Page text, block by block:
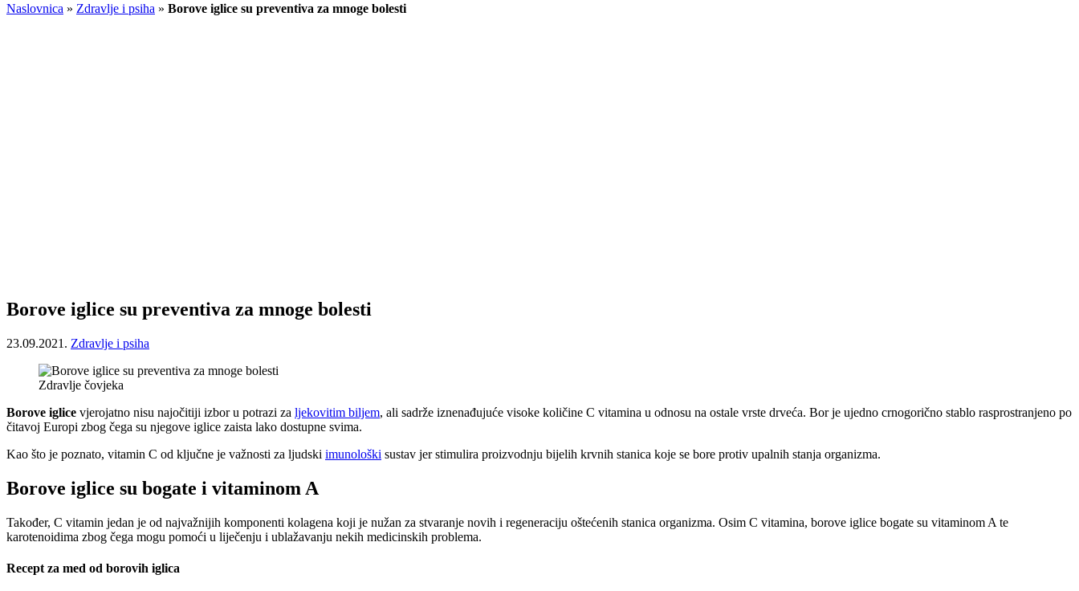
Naslovnica » Zdravlje i psiha » Borove iglice su preventiva za mnoge bolesti
Borove iglice su preventiva za mnoge bolesti
23.09.2021. Zdravlje i psiha
Zdravlje čovjeka
Borove iglice vjerojatno nisu najočitiji izbor u potrazi za ljekovitim biljem, ali sadrže iznenađujuće visoke količine C vitamina u odnosu na ostale vrste drveća. Bor je ujedno crnogorično stablo rasprostranjeno po
čitavoj Europi zbog čega su njegove iglice zaista lako dostupne svima.
Kao što je poznato, vitamin C od ključne je važnosti za ljudski imunološki sustav jer stimulira proizvodnju bijelih krvnih stanica koje se bore protiv upalnih stanja organizma.
Borove iglice su bogate i vitaminom A
Također, C vitamin jedan je od najvažnijih komponenti kolagena koji je nužan za stvaranje novih i regeneraciju oštećenih stanica organizma. Osim C vitamina, borove iglice bogate su vitaminom A te
karotenoidima zbog čega mogu pomoći u liječenju i ublažavanju nekih medicinskih problema.
Recept za med od borovih iglica